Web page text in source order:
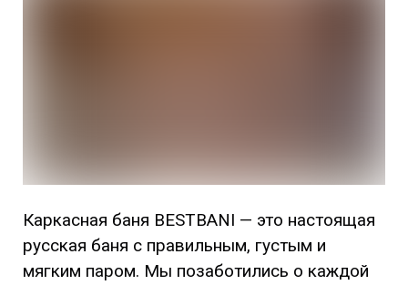
Каркасная баня BESTBANI — это настоящая
русская баня с правильным, густым и
мягким паром. Мы позаботились о каждой